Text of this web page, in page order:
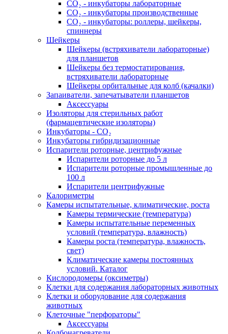
СО₂ - инкубаторы лабораторные
СО₂ - инкубаторы производственные
СО₂ - инкубаторы: роллеры, шейкеры,
спиннеры
Шейкеры
Шейкеры (встряхиватели лабораторные)
для планшетов
Шейкеры без термостатирования,
встряхиватели лабораторные
Шейкеры орбитальные для колб (качалки)
Запаиватели, запечатыватели планшетов
Аксессуары
Изоляторы для стерильных работ
(фармацевтические изоляторы)
Инкубаторы - CO₂
Инкубаторы гибридизационные
Испарители роторные, центрифужные
Испарители роторные до 5 л
Испарители роторные промышленные до
100 л
Испарители центрифужные
Калориметры
Камеры испытательные, климатические, роста
Камеры термические (температура)
Камеры испытательные переменных
условий (температура, влажность)
Камеры роста (температура, влажность,
свет)
Климатические камеры постоянных
условий. Каталог
Кислородомеры (оксиметры)
Клетки для содержания лабораторных животных
Клетки и оборудование для содержания
животных
Клеточные "перфораторы"
Аксессуары